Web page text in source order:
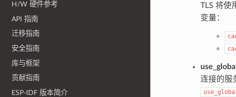
H/W 硬件参考
API 指南
迁移指南
安全指南
库与框架
贡献指南
ESP-IDF 版本简介
TLS 将使
变量：
连接的服